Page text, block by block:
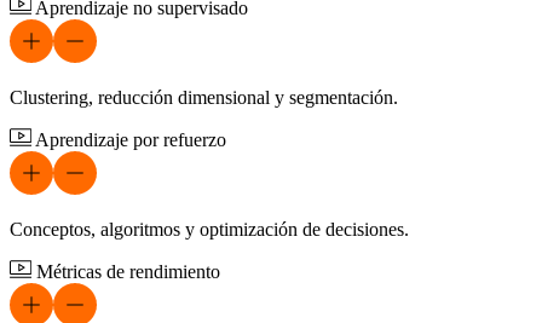
Aprendizaje no supervisado
Clustering, reducción dimensional y segmentación.
Aprendizaje por refuerzo
Conceptos, algoritmos y optimización de decisiones.
Métricas de rendimiento